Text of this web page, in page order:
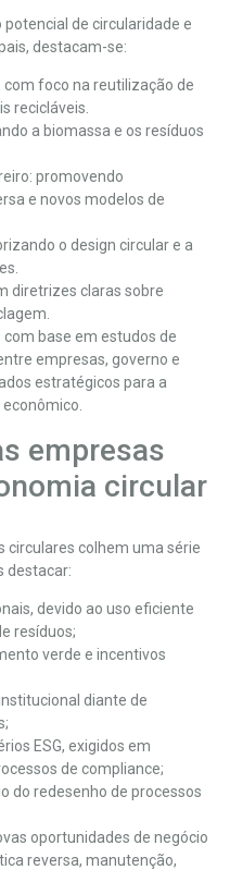
de circularidade e
destacam-se:
com foco na reutilização de
recicláveis.
a biomassa e os resíduos
promovendo
e novos modelos de
o design circular e a
diretrizes claras sobre
base em estudos de
empresas, governo e
estratégicos para a
empresas
circular
circulares colhem uma série
destacar:
devido ao uso eficiente
resíduos;
verde e incentivos
diante de
ESG, exigidos em
de compliance;
do redesenho de processos
oportunidades de negócio
reversa, manutenção,